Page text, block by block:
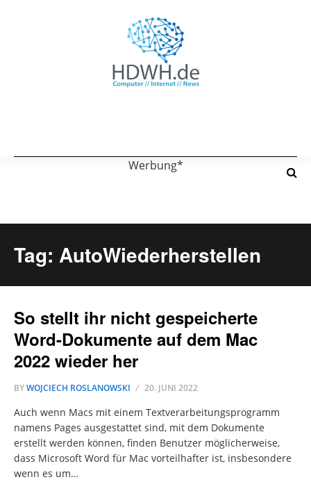
Werbung*
Tag: AutoWiederherstellen
So stellt ihr nicht gespeicherte
Word-Dokumente auf dem Mac
2022 wieder her
BYWOJCIECH ROSLANOWSKI 20. JUNI 2022
Auch wenn Macs mit einem Textverarbeitungsprogramm
namens Pages ausgestattet sind, mit dem Dokumente
erstellt werden können, finden Benutzer möglicherweise,
dass Microsoft Word für Mac vorteilhafter ist, insbesondere
wenn es um…